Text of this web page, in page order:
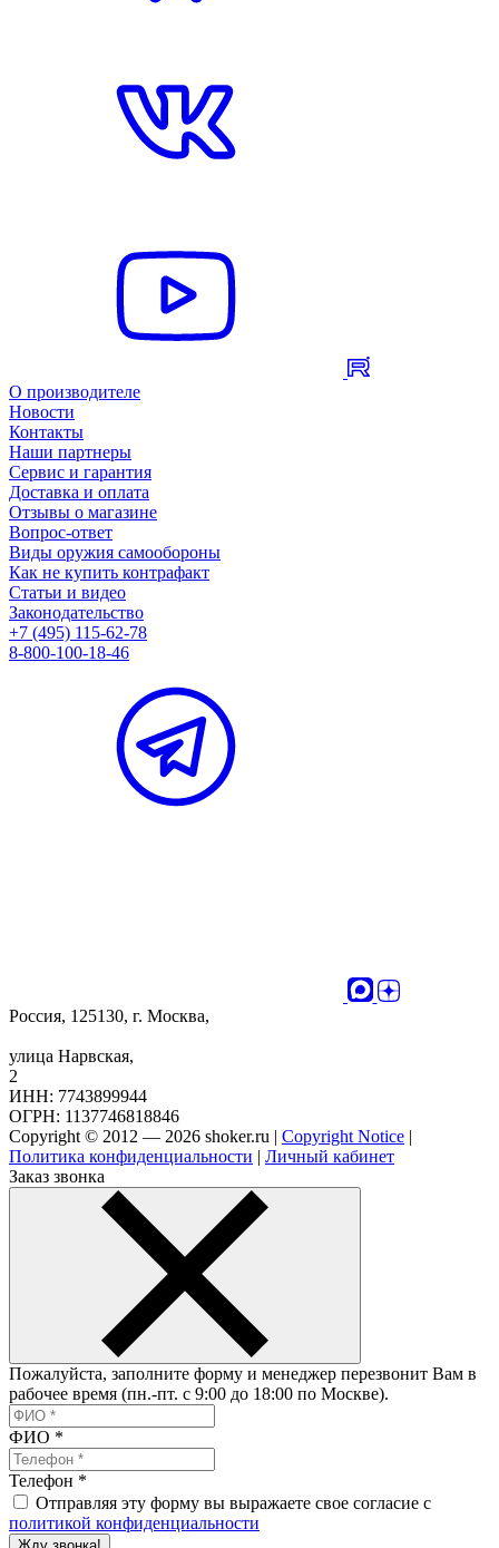
О производителе
Новости
Контакты
Наши партнеры
Сервис и гарантия
Доставка и оплата
Отзывы о магазине
Вопрос-ответ
Виды оружия самообороны
Как не купить контрафакт
Статьи и видео
Законодательство
+7 (495) 115-62-78
8-800-100-18-46
Россия, 125130, г. Москва,
улица Нарвская,
2
ИНН: 7743899944
ОГРН: 1137746818846
Copyright © 2012 — 2026 shoker.ru | Copyright Notice |
Политика конфиденциальности | Личный кабинет
Заказ звонка
Пожалуйста, заполните форму и менеджер перезвонит Вам в
рабочее время (пн.-пт. с 9:00 до 18:00 по Москве).
ФИО *
Телефон *
Отправляя эту форму вы выражаете свое согласие с
политикой конфиденциальности